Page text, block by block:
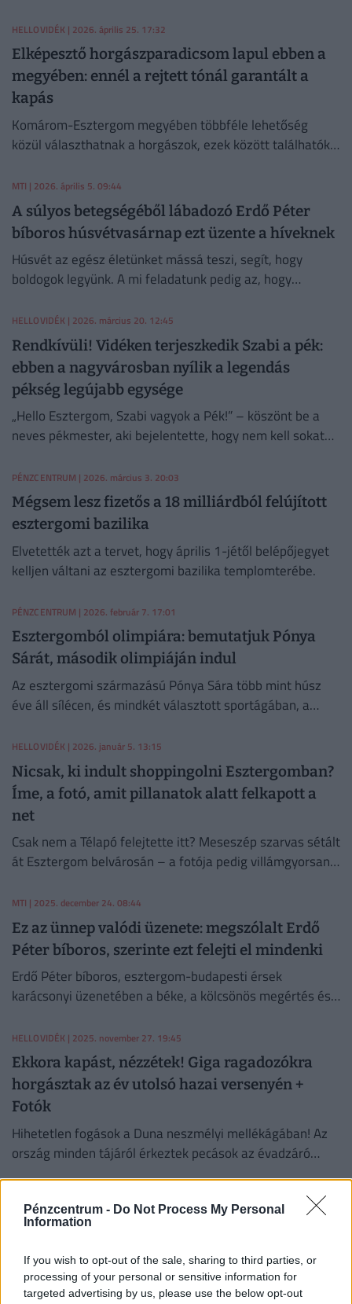
Pénzcentrum - Do Not Process My Personal
Information
If you wish to opt-out of the sale, sharing to third parties, or
processing of your personal or sensitive information for
targeted advertising by us, please use the below opt-out
HELLOVIDÉK | 2026. április 25. 17:32
Elképesztő horgászparadicsom lapul ebben a
megyében: ennél a rejtett tónál garantált a
kapás
Komárom-Esztergom megyében többféle lehetőség
közül választhatnak a horgászok, ezek között találhatók
halban bővelkedő mellékágai.
MTI | 2026. április 5. 09:44
A súlyos betegségéből lábadozó Erdő Péter
bíboros húsvétvasárnap ezt üzente a híveknek
Húsvét az egész életünket mássá teszi, segít, hogy
boldogok legyünk. A mi feladatunk pedig az, hogy
HELLOVIDÉK | 2026. március 20. 12:45
Rendkívüli! Vidéken terjeszkedik Szabi a pék:
ebben a nagyvárosban nyílik a legendás
pékség legújabb egysége
„Hello Esztergom, Szabi vagyok a Pék!” – köszönt be a
neves pékmester, aki bejelentette, hogy nem kell sokat
kenyerét.
PÉNZCENTRUM | 2026. március 3. 20:03
Mégsem lesz fizetős a 18 milliárdból felújított
esztergomi bazilika
Elvetették azt a tervet, hogy április 1-jétől belépőjegyet
kelljen váltani az esztergomi bazilika templomterébe.
PÉNZCENTRUM | 2026. február 7. 17:01
Esztergomból olimpiára: bemutatjuk Pónya
Sárát, második olimpiáján indul
Az esztergomi származású Pónya Sára több mint húsz
éve áll sílécen, és mindkét választott sportágában, a
szintű nemzetközi versenyekig.
HELLOVIDÉK | 2026. január 5. 13:15
Nicsak, ki indult shoppingolni Esztergomban?
Íme, a fotó, amit pillanatok alatt felkapott a
net
Csak nem a Télapó felejtette itt? Meseszép szarvas sétált
át Esztergom belvárosán – a fotója pedig villámgyorsan
lájkolja.
MTI | 2025. december 24. 08:44
Ez az ünnep valódi üzenete: megszólalt Erdő
Péter bíboros, szerinte ezt felejti el mindenki
Erdő Péter bíboros, esztergom-budapesti érsek
karácsonyi üzenetében a béke, a kölcsönös megértés és
HELLOVIDÉK | 2025. november 27. 19:45
Ekkora kapást, nézzétek! Giga ragadozókra
horgásztak az év utolsó hazai versenyén +
Fotók
Hihetetlen fogások a Duna neszmélyi mellékágában! Az
ország minden tájáról érkeztek pecások az évadzáró
Felújítják Esztergom ikonikus épületét, amit
most
Volt már fatelep, színház és díszlet Angelina Jolie